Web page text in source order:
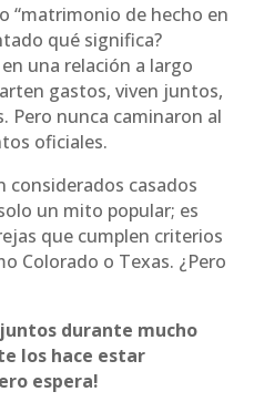
“matrimonio de hecho en
qué significa?
una relación a largo
gastos, viven juntos,
Pero nunca caminaron al
oficiales.
considerados casados
un mito popular; es
que cumplen criterios
Colorado o Texas. ¿Pero
durante mucho
los hace estar
espera!